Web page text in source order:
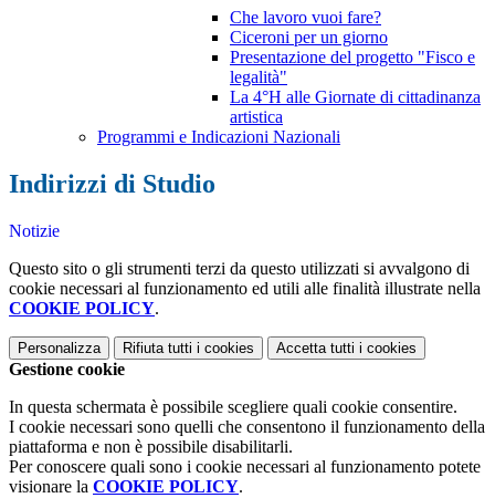
Che lavoro vuoi fare?
Ciceroni per un giorno
Presentazione del progetto "Fisco e
legalità"
La 4°H alle Giornate di cittadinanza
artistica
Programmi e Indicazioni Nazionali
Indirizzi di Studio
Notizie
Questo sito o gli strumenti terzi da questo utilizzati si avvalgono di
cookie necessari al funzionamento ed utili alle finalità illustrate nella
COOKIE POLICY.
Personalizza Rifiuta tutti i cookies Accetta tutti i cookies
Gestione cookie
In questa schermata è possibile scegliere quali cookie consentire.
I cookie necessari sono quelli che consentono il funzionamento della
piattaforma e non è possibile disabilitarli.
Per conoscere quali sono i cookie necessari al funzionamento potete
visionare la COOKIE POLICY.